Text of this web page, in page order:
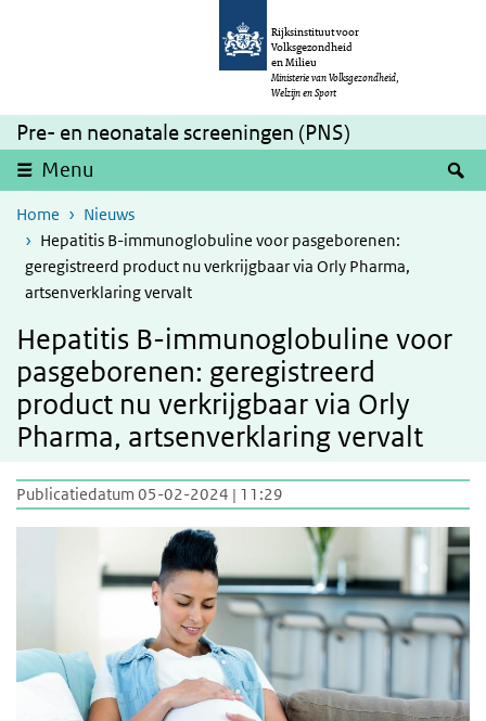
Overslaan en naar de inhoud gaan
Rijksinstituut voor
Volksgezondheid
en Milieu
Ministerie van Volksgezondheid,
Welzijn en Sport
Pre- en neonatale screeningen (PNS)
Menu
Home
Nieuws
Hepatitis B-immunoglobuline voor pasgeborenen:
geregistreerd product nu verkrijgbaar via Orly Pharma,
artsenverklaring vervalt
Hepatitis B-immunoglobuline voor
pasgeborenen: geregistreerd
product nu verkrijgbaar via Orly
Pharma, artsenverklaring vervalt
Publicatiedatum 05-02-2024 | 11:29